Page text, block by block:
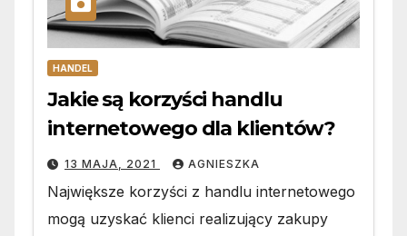
HANDEL
Jakie są korzyści handlu
internetowego dla klientów?
13 MAJA, 2021 AGNIESZKA
Największe korzyści z handlu internetowego
mogą uzyskać klienci realizujący zakupy